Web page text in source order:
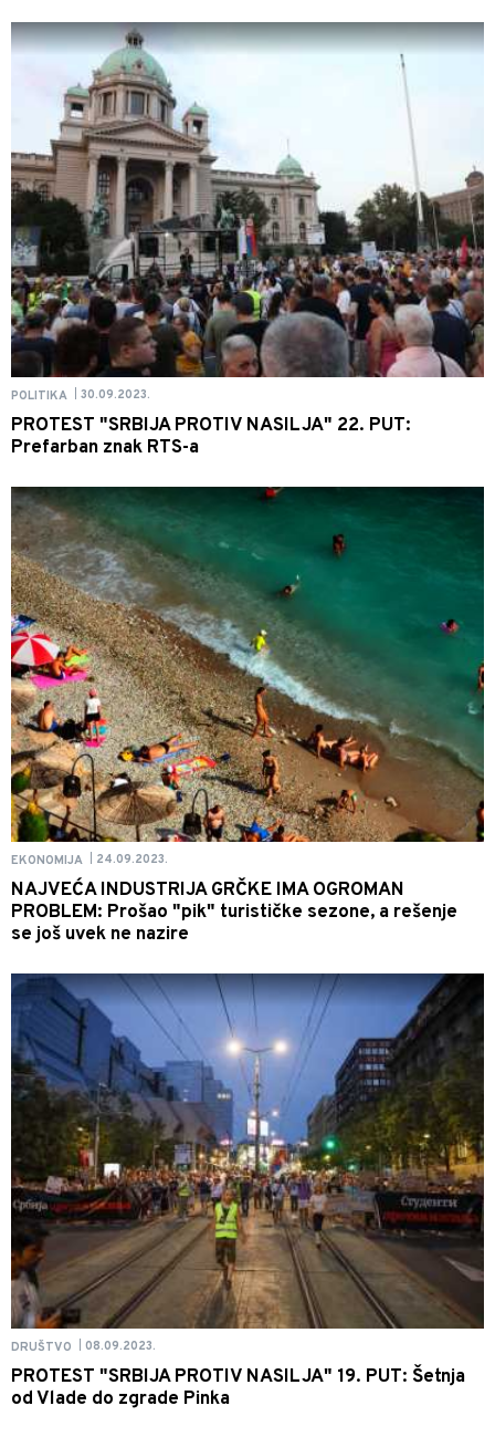
POLITIKA 30.09.2023.
PROTEST "SRBIJA PROTIV NASILJA" 22. PUT:
Prefarban znak RTS-a
EKONOMIJA 24.09.2023.
NAJVEĆA INDUSTRIJA GRČKE IMA OGROMAN
PROBLEM: Prošao "pik" turističke sezone, a rešenje
se još uvek ne nazire
DRUŠTVO 08.09.2023.
PROTEST "SRBIJA PROTIV NASILJA" 19. PUT: Šetnja
od Vlade do zgrade Pinka